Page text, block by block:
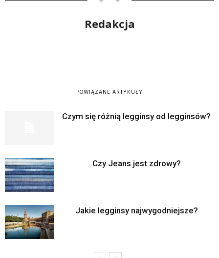
Redakcja
POWIĄZANE ARTYKUŁY
Czym się różnią legginsy od legginsów?
Czy Jeans jest zdrowy?
Jakie legginsy najwygodniejsze?